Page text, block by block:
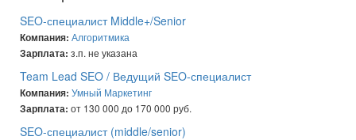
SEO-специалист Middle+/Senior
Компания: Алгоритмика
Зарплата: з.п. не указана
Team Lead SEO / Ведущий SEO-специалист
Компания: Умный Маркетинг
Зарплата: от 130 000 до 170 000 руб.
SEO-специалист (middle/senior)